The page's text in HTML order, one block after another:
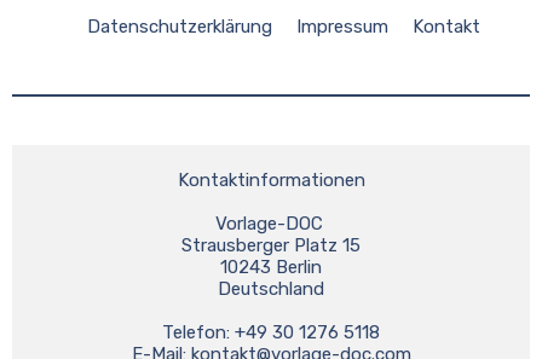
Datenschutzerklärung
Impressum Kontakt
Kontaktinformationen
Vorlage-DOC
Strausberger Platz 15
10243 Berlin
Deutschland
Telefon: +49 30 1276 5118
E-Mail: kontakt@vorlage-doc.com